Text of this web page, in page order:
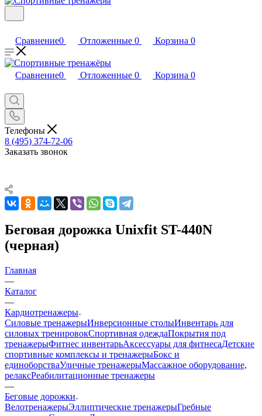
Сравнение0 Отложенные 0 Корзина 0
Сравнение0 Отложенные 0 Корзина 0
Телефоны
8 (495) 374-72-06
Заказать звонок
Беговая дорожка Unixfit ST-440N
(черная)
Главная
—
Каталог
—
Кардиотренажеры
Силовые тренажерыИнверсионные столыИнвентарь для
силовых тренировокСпортивная одеждаПокрытия под
тренажерыФитнес инвентарьАксессуары для фитнесаДетские
спортивные комплексы и тренажерыБокс и
единоборстваУличные тренажерыМассажное оборудование,
релаксРеабилитационные тренажеры
—
Беговые дорожки
ВелотренажерыЭллиптические тренажерыГребные